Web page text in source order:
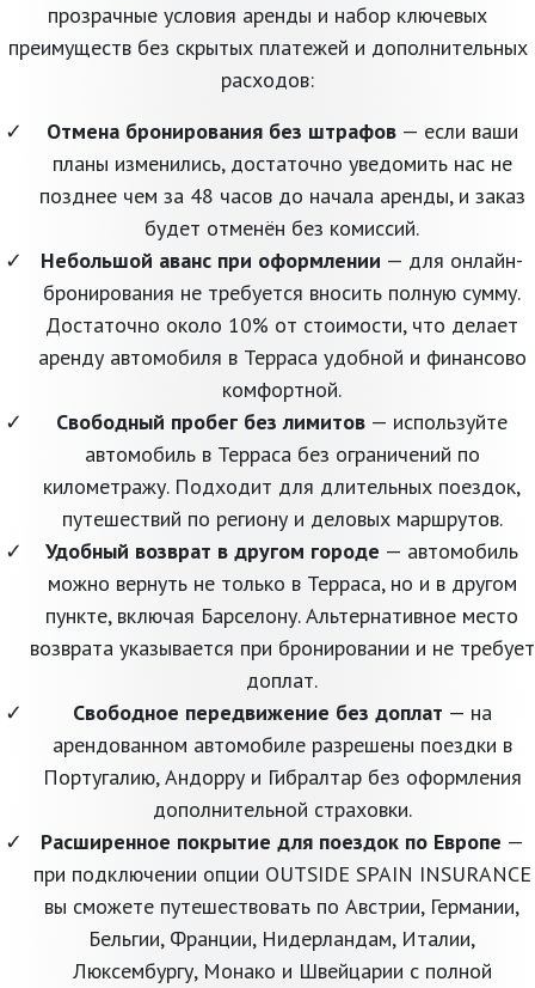
прозрачные условия аренды и набор ключевых
преимуществ без скрытых платежей и дополнительных
расходов:
Отмена бронирования без штрафов— если ваши
планы изменились, достаточно уведомить нас не
позднее чем за 48 часов до начала аренды, и заказ
будет отменён без комиссий.
Небольшой аванс при оформлении — для онлайн-
бронирования не требуется вносить полную сумму.
Достаточно около 10% от стоимости, что делает
аренду автомобиля в Терраса удобной и финансово
комфортной.
Свободный пробег без лимитов — используйте
автомобиль в Терраса без ограничений по
километражу. Подходит для длительных поездок,
путешествий по региону и деловых маршрутов.
Удобный возврат в другом городе — автомобиль
можно вернуть не только в Терраса, но и в другом
пункте, включая Барселону. Альтернативное место
возврата указывается при бронировании и не требует
доплат.
Свободное передвижение без доплат — на
арендованном автомобиле разрешены поездки в
Португалию, Андорру и Гибралтар без оформления
дополнительной страховки.
Расширенное покрытие для поездок по Европе —
при подключении опции OUTSIDE SPAIN INSURANCE
вы сможете путешествовать по Австрии, Германии,
Бельгии, Франции, Нидерландам, Италии,
Люксембургу, Монако и Швейцарии с полной